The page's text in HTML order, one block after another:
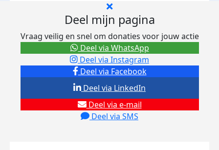
Deel mijn pagina
Vraag veilig en snel om donaties voor jouw actie
Deel via Facebook
Deel via Instagram
Deel via e-mail
Deel via SMS
Deel via LinkedIn
Deel via WhatsApp